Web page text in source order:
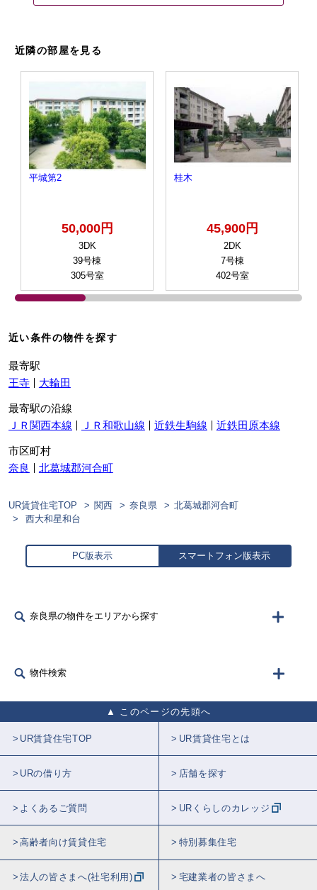
近隣の部屋を見る
平城第2
50,000円
3DK
39号棟
305号室
桂木
45,900円
2DK
7号棟
402号室
近い条件の物件を探す
最寄駅
王寺
大輪田
最寄駅の沿線
ＪＲ関西本線
ＪＲ和歌山線 近鉄生駒線 近鉄田原本線
市区町村
奈良
北葛城郡河合町
UR賃貸住宅TOP 関西 奈良県
北葛城郡河合町
西大和星和台
PC版表示 スマートフォン版表示
奈良県の物件をエリアから探す
物件検索
このページの先頭へ
UR賃貸住宅TOP UR賃貸住宅とは
URの借り方 店舗を探す
よくあるご質問 URくらしのカレッジ
高齢者向け賃貸住宅 特別募集住宅
法人の皆さまへ(社宅利用) 宅建業者の皆さまへ